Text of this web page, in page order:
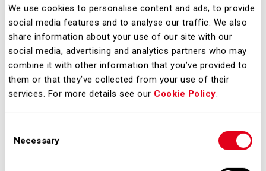
We use cookies to personalise content and ads, to provide
social media features and to analyse our traffic. We also
share information about your use of our site with our
social media, advertising and analytics partners who may
combine it with other information that you’ve provided to
them or that they’ve collected from your use of their
services. For more details see our Cookie Policy.
Selection
Necessary
collegamento diretto è operato da
Neos, la compagnia aerea del Gruppo
Alpitour che già durante l’emergenza
dei mesi scorsi si è distinta per lo
stretto rapporto di collaborazione e
sostegno con le Istituzioni cinesi e il